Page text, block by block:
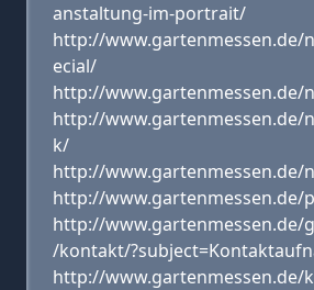
anstaltung-im-portrait/
http://www.gartenmessen.de/
ecial/
http://www.gartenmessen.de/
http://www.gartenmessen.de/
k/
http://www.gartenmessen.de/
http://www.gartenmessen.de/
http://www.gartenmessen.de/
/kontakt/
http://www.gartenmessen.de/